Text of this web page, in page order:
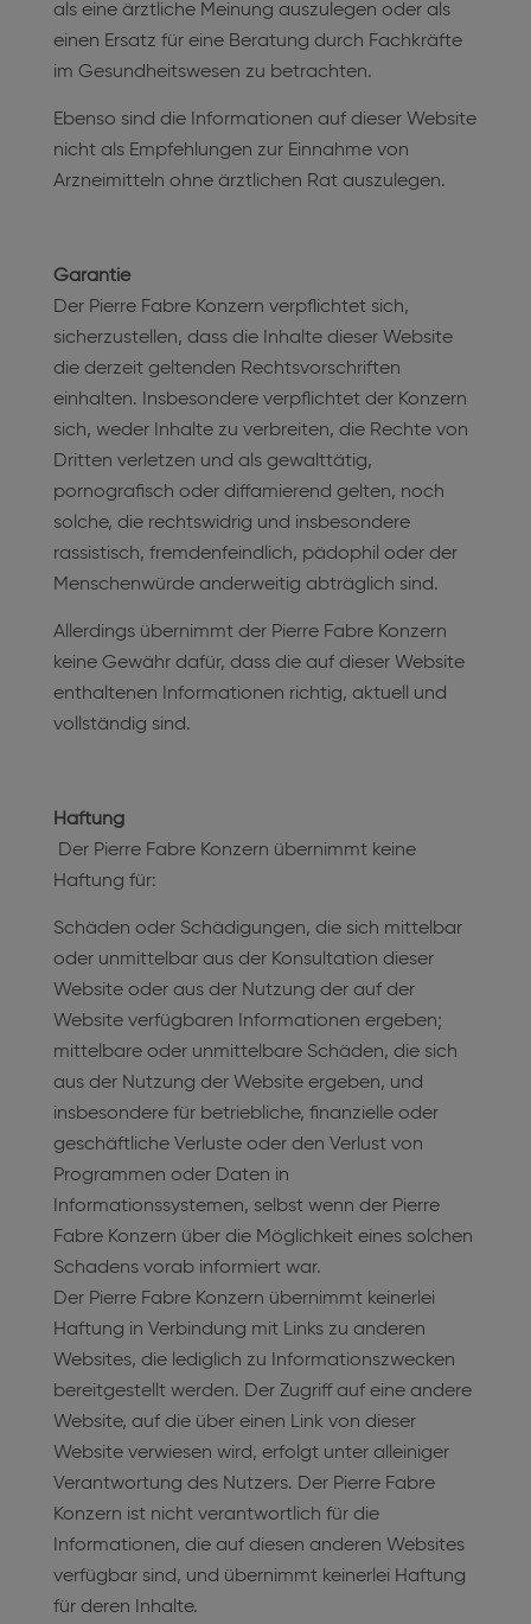
als eine ärztliche Meinung auszulegen oder als
einen Ersatz für eine Beratung durch Fachkräfte
im Gesundheitswesen zu betrachten.
Ebenso sind die Informationen auf dieser Website
nicht als Empfehlungen zur Einnahme von
Arzneimitteln ohne ärztlichen Rat auszulegen.
Garantie
Der Pierre Fabre Konzern verpflichtet sich,
sicherzustellen, dass die Inhalte dieser Website
die derzeit geltenden Rechtsvorschriften
einhalten. Insbesondere verpflichtet der Konzern
sich, weder Inhalte zu verbreiten, die Rechte von
Dritten verletzen und als gewalttätig,
pornografisch oder diffamierend gelten, noch
solche, die rechtswidrig und insbesondere
rassistisch, fremdenfeindlich, pädophil oder der
Menschenwürde anderweitig abträglich sind.
Allerdings übernimmt der Pierre Fabre Konzern
keine Gewähr dafür, dass die auf dieser Website
enthaltenen Informationen richtig, aktuell und
vollständig sind.
Haftung
Der Pierre Fabre Konzern übernimmt keine
Haftung für:
Schäden oder Schädigungen, die sich mittelbar
oder unmittelbar aus der Konsultation dieser
Website oder aus der Nutzung der auf der
Website verfügbaren Informationen ergeben;
mittelbare oder unmittelbare Schäden, die sich
aus der Nutzung der Website ergeben, und
insbesondere für betriebliche, finanzielle oder
geschäftliche Verluste oder den Verlust von
Programmen oder Daten in
Informationssystemen, selbst wenn der Pierre
Fabre Konzern über die Möglichkeit eines solchen
Schadens vorab informiert war.
Der Pierre Fabre Konzern übernimmt keinerlei
Haftung in Verbindung mit Links zu anderen
Websites, die lediglich zu Informationszwecken
bereitgestellt werden. Der Zugriff auf eine andere
Website, auf die über einen Link von dieser
Website verwiesen wird, erfolgt unter alleiniger
Verantwortung des Nutzers. Der Pierre Fabre
Konzern ist nicht verantwortlich für die
Informationen, die auf diesen anderen Websites
verfügbar sind, und übernimmt keinerlei Haftung
für deren Inhalte.